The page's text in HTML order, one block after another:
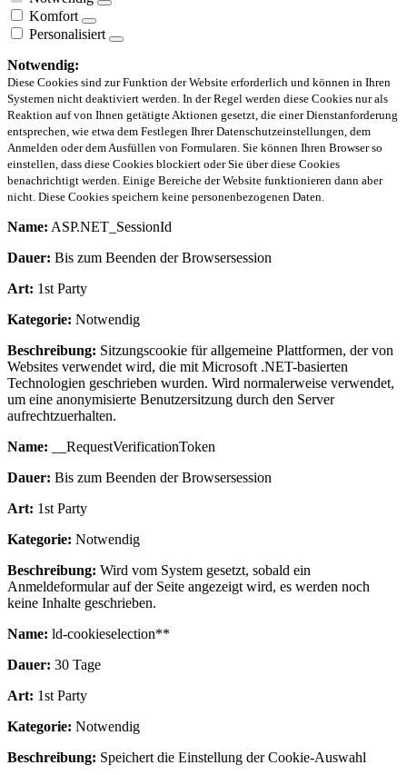
Komfort
Personalisiert
Notwendig:
Diese Cookies sind zur Funktion der Website erforderlich und können in Ihren
Systemen nicht deaktiviert werden. In der Regel werden diese Cookies nur als
Reaktion auf von Ihnen getätigte Aktionen gesetzt, die einer Dienstanforderung
entsprechen, wie etwa dem Festlegen Ihrer Datenschutzeinstellungen, dem
Anmelden oder dem Ausfüllen von Formularen. Sie können Ihren Browser so
einstellen, dass diese Cookies blockiert oder Sie über diese Cookies
benachrichtigt werden. Einige Bereiche der Website funktionieren dann aber
nicht. Diese Cookies speichern keine personenbezogenen Daten.
Name: ASP.NET_SessionId
Dauer: Bis zum Beenden der Browsersession
Art: 1st Party
Kategorie: Notwendig
Beschreibung: Sitzungscookie für allgemeine Plattformen, der von
Websites verwendet wird, die mit Microsoft .NET-basierten
Technologien geschrieben wurden. Wird normalerweise verwendet,
um eine anonymisierte Benutzersitzung durch den Server
aufrechtzuerhalten.
Name: __RequestVerificationToken
Dauer: Bis zum Beenden der Browsersession
Art: 1st Party
Kategorie: Notwendig
Beschreibung: Wird vom System gesetzt, sobald ein
Anmeldeformular auf der Seite angezeigt wird, es werden noch
keine Inhalte geschrieben.
Name: ld-cookieselection**
Dauer: 30 Tage
Art: 1st Party
Kategorie: Notwendig
Beschreibung: Speichert die Einstellung der Cookie-Auswahl